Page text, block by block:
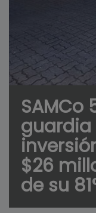
SAMCo
guardia
$26
de su